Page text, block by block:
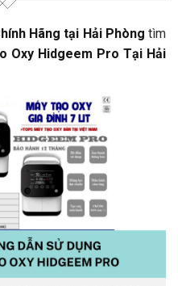
Hãng tại Hải Phòng tìm
Oxy Hidgeem Pro Tại Hải